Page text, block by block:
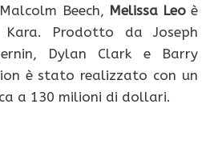
Beech, Melissa Leoè
Prodotto da Joseph
Dylan Clark e Barry
è stato realizzato con un
a 130 milioni di dollari.